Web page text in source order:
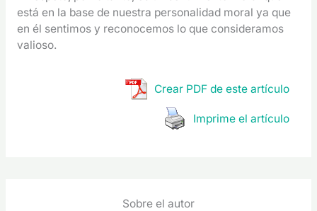
está en la base de nuestra personalidad moral ya que
en él sentimos y reconocemos lo que consideramos
valioso.
Crear PDF de este artículo
Imprime el artículo
Sobre el autor